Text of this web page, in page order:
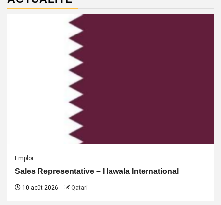
Emploi
Sales Representative – Hawala International
10 août 2026 Qatari